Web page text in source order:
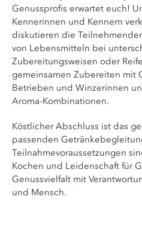
Genussprofis erwartet euch!
Kennerinnen und Kennern
diskutieren die
von Lebensmitteln bei
Zubereitungsweisen oder
gemeinsamen Zubereiten mit
Betrieben und Winzerinnen
Aroma-Kombinationen.
Köstlicher Abschluss ist das
passenden
Teilnahmevoraussetzungen
Kochen und Leidenschaft für
Genussvielfalt mit
und Mensch.